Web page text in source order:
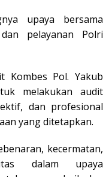
upaya bersama
pelayanan Polri
Kombes Pol. Yakub
melakukan audit
dan profesional
yang ditetapkan.
kecermatan,
dalam upaya